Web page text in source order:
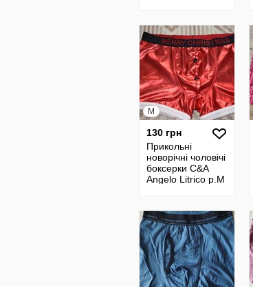
M
130 грн
Прикольні
новорічні чоловічі
боксерки C&A
Angelo Litrico р.М